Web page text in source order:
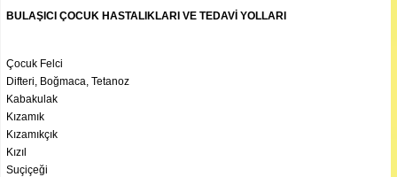
BULAŞICI ÇOCUK HASTALIKLARI VE TEDAVİ YOLLARI
Çocuk Felci
Difteri, Boğmaca, Tetanoz
Kabakulak
Kızamık
Kızamıkçık
Kızıl
Suçiçeği